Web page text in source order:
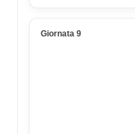
Giornata 9